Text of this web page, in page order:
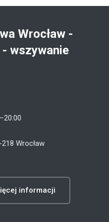
Wrocław -
- wszywanie
Wrocław
informacji